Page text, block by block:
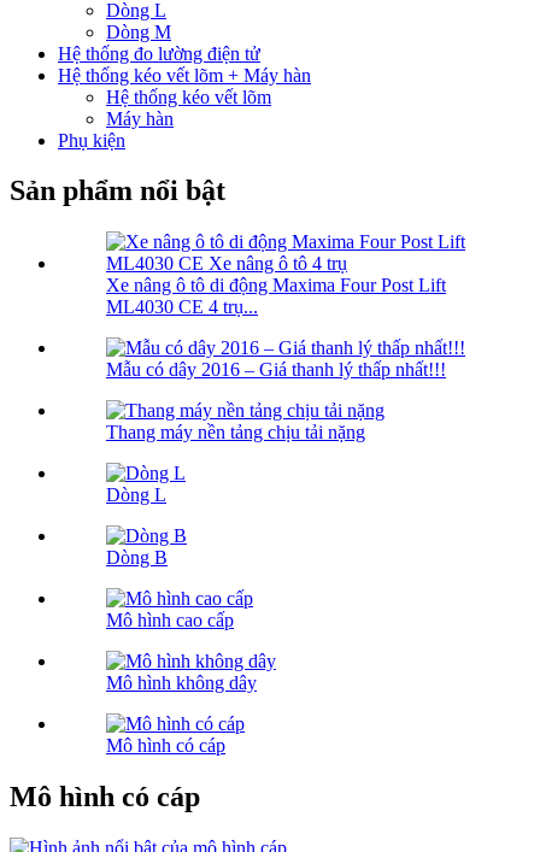
Dòng L
Dòng M
Hệ thống đo lường điện tử
Hệ thống kéo vết lõm + Máy hàn
Hệ thống kéo vết lõm
Máy hàn
Phụ kiện
Sản phẩm nổi bật
Xe nâng ô tô di động Maxima Four Post Lift
ML4030 CE 4 trụ...
Mẫu có dây 2016 – Giá thanh lý thấp nhất!!!
Thang máy nền tảng chịu tải nặng
Dòng L
Dòng B
Mô hình cao cấp
Mô hình không dây
Mô hình có cáp
Mô hình có cáp